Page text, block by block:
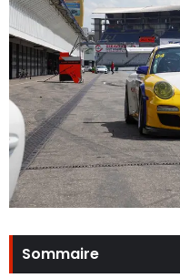
Sommaire